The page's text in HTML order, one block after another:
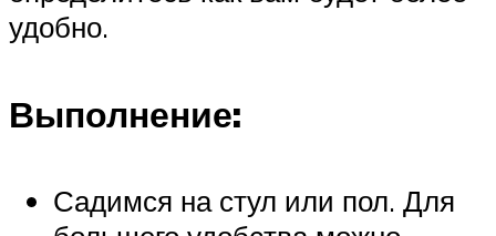
удобно.
Выполнение:
Садимся на стул или пол. Для